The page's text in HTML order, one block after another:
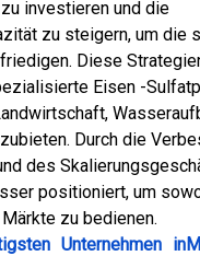
investieren und die
zu steigern, um die
Diese
Eisen -
Durch die
des
positioniert, um
zu bedienen.
Unternehmen in